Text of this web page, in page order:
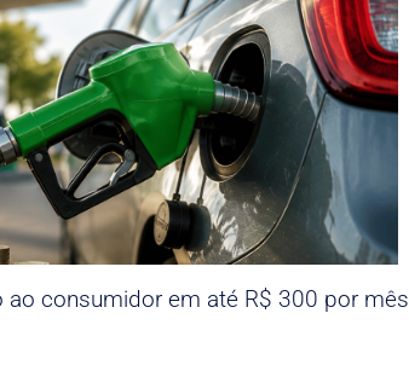
consumidor em até R$ 300 por mês